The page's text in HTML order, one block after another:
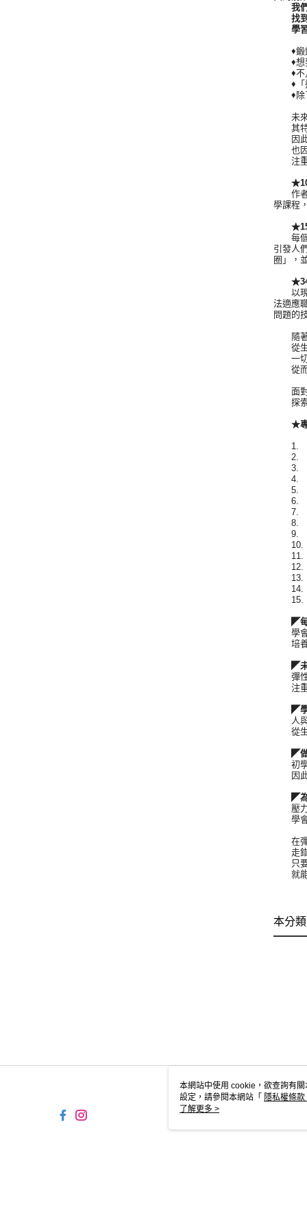
我們
找到
學習
♦鍛鍊
♦想要
♦不凡
♦「追
♦除了
未來
其特
因此
也因
注重
★10
作者
學課程
★15
每個
引發人
圈」，
★34
以現
法適應
問題的
隨著
從生
一切
從而
面對
探索
★專業
1. 認
2. 當
3. 跟
4. 讓
5. 將
6. 放
7. 鍛
8. 如
9. 找
10.
11.
12.
13. 把
14.
15. 捲
◤每個
學會
培養
◤未來
彈性
注重
◤學會
人與
從生
◤做好
初學
因此
◤為自
壓力
學會
在彈
走錯
只要
就能
本分
本網站中使用 cookie，欲查詢有
設定，請參閱本網站「 隱私權條款
使用 cookie。
了解更多 >